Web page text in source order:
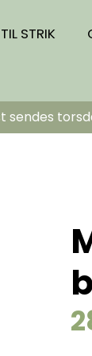
STRIK
sendes